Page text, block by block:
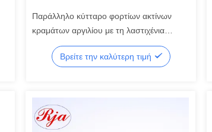
Παράλληλο κύτταρο φορτίων ακτίνων
κραμάτων αργιλίου με τη λαστιχένια
σφραγίδα 600kg σιλικόνης
Βρείτε την καλύτερη τιμή